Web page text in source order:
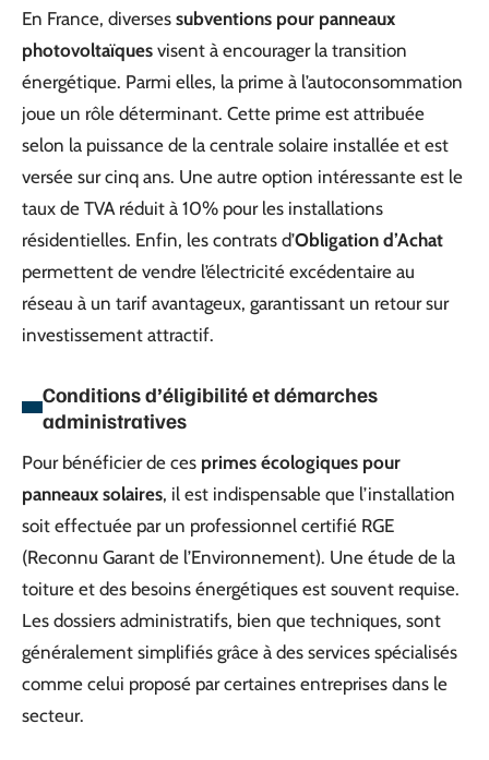
En France, diverses subventions pour panneaux
photovoltaïques visent à encourager la transition
énergétique. Parmi elles, la prime à l’autoconsommation
joue un rôle déterminant. Cette prime est attribuée
selon la puissance de la centrale solaire installée et est
versée sur cinq ans. Une autre option intéressante est le
taux de TVA réduit à 10% pour les installations
résidentielles. Enfin, les contrats d’Obligation d’Achat
permettent de vendre l’électricité excédentaire au
réseau à un tarif avantageux, garantissant un retour sur
investissement attractif.
Conditions d’éligibilité et démarches
administratives
Pour bénéficier de ces primes écologiques pour
panneaux solaires, il est indispensable que l’installation
soit effectuée par un professionnel certifié RGE
(Reconnu Garant de l’Environnement). Une étude de la
toiture et des besoins énergétiques est souvent requise.
Les dossiers administratifs, bien que techniques, sont
généralement simplifiés grâce à des services spécialisés
comme celui proposé par certaines entreprises dans le
secteur.